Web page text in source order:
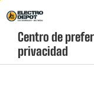
Menú
Centro de
privacidad